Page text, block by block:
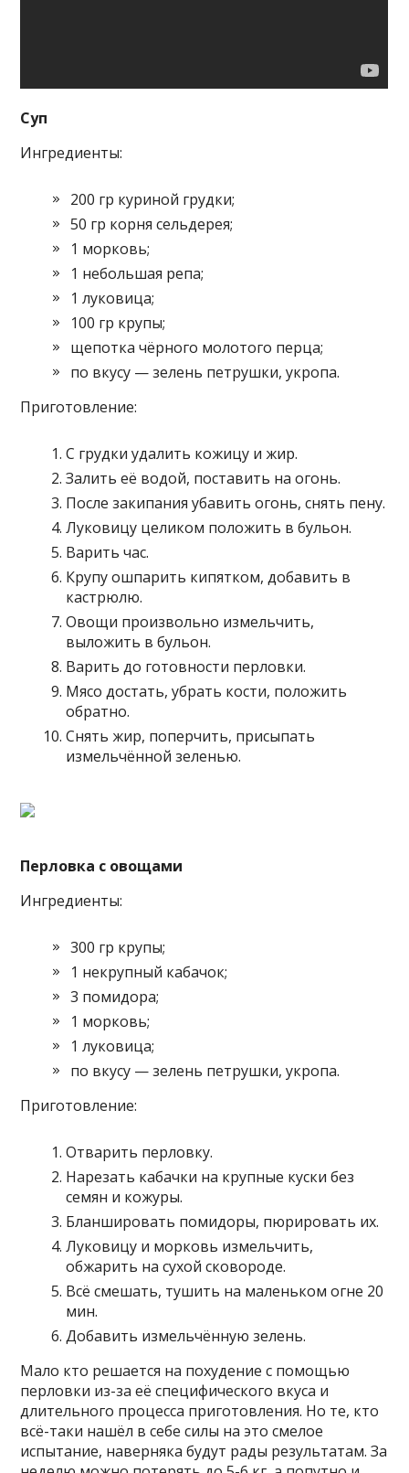
Суп
Ингредиенты:
200 гр куриной грудки;
50 гр корня сельдерея;
1 морковь;
1 небольшая репа;
1 луковица;
100 гр крупы;
щепотка чёрного молотого перца;
по вкусу — зелень петрушки, укропа.
Приготовление:
С грудки удалить кожицу и жир.
Залить её водой, поставить на огонь.
После закипания убавить огонь, снять пену.
Луковицу целиком положить в бульон.
Варить час.
Крупу ошпарить кипятком, добавить в
кастрюлю.
Овощи произвольно измельчить,
выложить в бульон.
Варить до готовности перловки.
Мясо достать, убрать кости, положить
обратно.
Снять жир, поперчить, присыпать
измельчённой зеленью.
Перловка с овощами
Ингредиенты:
300 гр крупы;
1 некрупный кабачок;
3 помидора;
1 морковь;
1 луковица;
по вкусу — зелень петрушки, укропа.
Приготовление:
Отварить перловку.
Нарезать кабачки на крупные куски без
семян и кожуры.
Бланшировать помидоры, пюрировать их.
Луковицу и морковь измельчить,
обжарить на сухой сковороде.
Всё смешать, тушить на маленьком огне 20
мин.
Добавить измельчённую зелень.
Мало кто решается на похудение с помощью
перловки из-за её специфического вкуса и
длительного процесса приготовления. Но те, кто
всё-таки нашёл в себе силы на это смелое
испытание, наверняка будут рады результатам. За